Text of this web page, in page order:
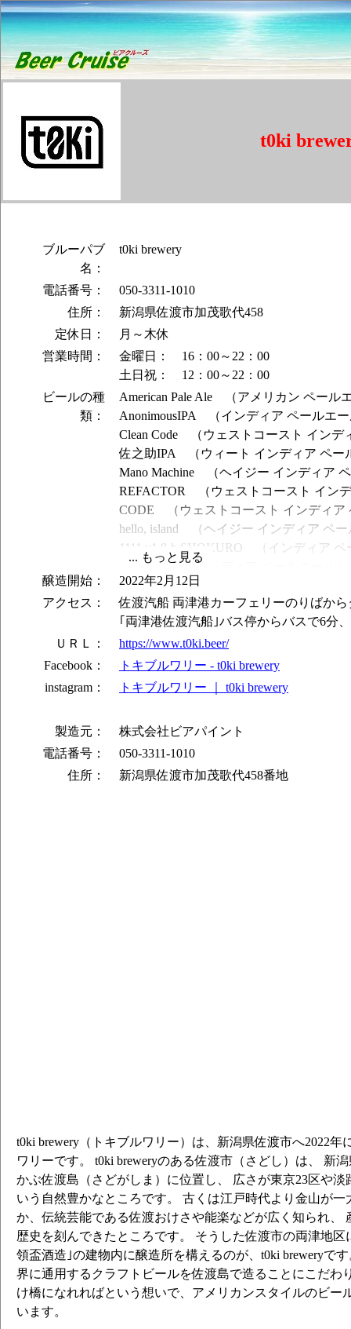
t0ki
ブルーパブ
名：
t0ki brewery
電話番号：
050-3311-1010
住所：
新潟県佐渡市加茂歌代458
定休日：
月～木休
営業時間：
金曜日： 16：00～22：00
土日祝： 12：00～22：00
ビールの種
類：
American Pale Ale （アメリカン ペール
AnonimousIPA （インディア ペールエ
Clean Code （ウェストコースト インデ
佐之助IPA （ウィート インディア ペー
Mano Machine （ヘイジー インディア
REFACTOR （ウェストコースト イン
CODE （ウェストコースト インディア
hello, island （ヘイジー インディア ペー
1111 v1.0-b.SHOKURO （インディア ペ
Black IPA （インディア ペールエール）
EC2 （ウィート インディア ペールエー
Bubble Sort （ウェストコースト インデ
Manda-la （ヘイジー インディア ペール
I/F （ブラック インディア ペールエー
SSL （サワーエール）
BPython （ウェストコースト インディ
src （ブロンドエール）
PIN （サワーエール）
RASP （サワーエール）
醸造開始：
2022年2月12日
アクセス：
佐渡汽船 両津港カーフェリーのりばか
｢両津港佐渡汽船｣バス停からバスで6分
ＵＲＬ：
https://www.t0ki.beer/
Facebook：
トキブルワリー - t0ki brewery
instagram：
トキブルワリー ｜ t0ki brewery
製造元：
株式会社ビアパイント
電話番号：
050-3311-1010
住所：
新潟県佐渡市加茂歌代458番地
t0ki brewery（トキブルワリー）は、新潟県佐渡市へ2022年
ワリーです。 t0ki breweryのある佐渡市（さどし）は、 新
かぶ佐渡島（さどがしま）に位置し、 広さが東京23区や淡
いう自然豊かなところです。 古くは江戸時代より金山が一
か、伝統芸能である佐渡おけさや能楽などが広く知られ、
歴史を刻んできたところです。 そうした佐渡市の両津地区
領盃酒造｣の建物内に醸造所を構えるのが、t0ki breweryで
界に通用するクラフトビールを佐渡島で造ることにこだわ
け橋になれればという想いで、アメリカンスタイルのビー
います。